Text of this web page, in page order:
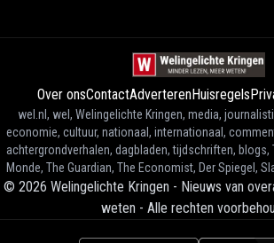
Over onsContactAdverterenHuisregels
wel.nl, wel, Welingelichte Kringen, media,
economie, cultuur, nationaal, internationaal,
achtergrondverhalen, dagbladen, tijdschriften, blogs,
Monde, The Guardian, The Economist, Der Spiegel,
© 2026 Welingelichte Kringen - Nieuws van
weten - Alle rechten